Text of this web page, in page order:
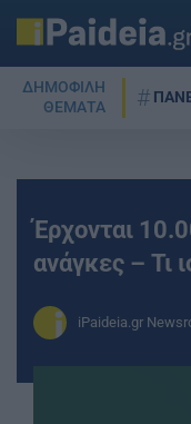
ΔΗΜΟΦΙΛΗ
ΘΕΜΑΤΑ
Έρχονται
ανάγκες – Τι
iPaideia.gr